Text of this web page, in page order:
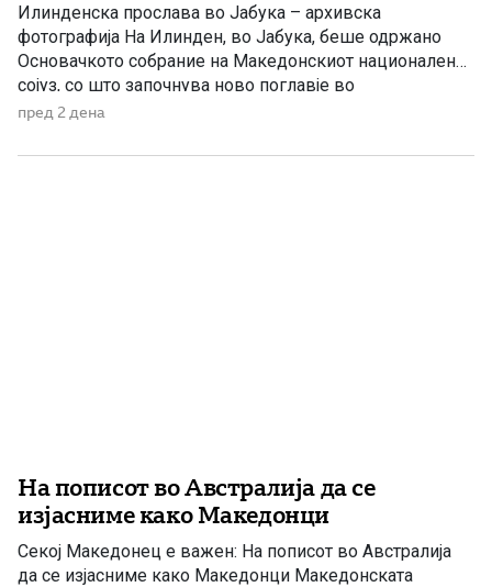
Илинденска прослава во Јабука – архивска
фотографија На Илинден, во Јабука, беше одржано
Основачкото собрание на Македонскиот национален
сојуз, со што започнува ново поглавје во
организираното дејствување на македонската
Сојуз се обединија 29 од вкупно 34 активни
пред 2 дена
На пописот во Австралија да се
изјасниме како Македонци
Секој Македонец е важен: На пописот во Австралија
да се изјасниме како Македонци Македонската